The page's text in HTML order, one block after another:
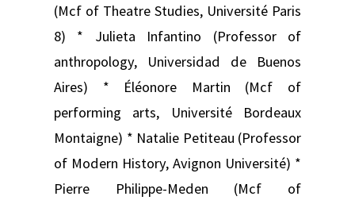
(Mcf of Theatre Studies, Université Paris
8) * Julieta Infantino (Professor of
anthropology, Universidad de Buenos
Aires) * Éléonore Martin (Mcf of
performing arts, Université Bordeaux
Montaigne) * Natalie Petiteau (Professor
of Modern History, Avignon Université) *
Pierre Philippe-Meden (Mcf of